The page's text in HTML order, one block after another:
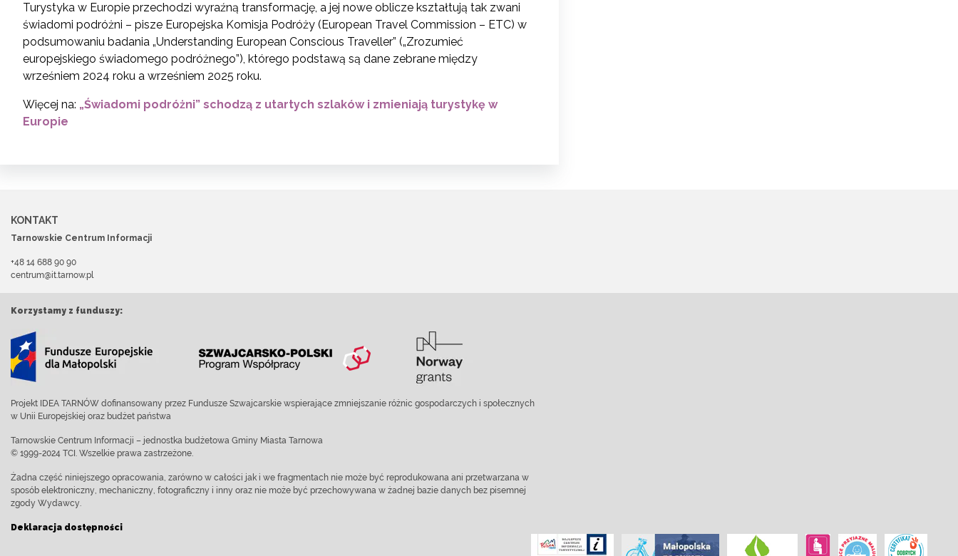
Turystyka w Europie przechodzi wyraźną transformację, a jej nowe oblicze kształtują tak zwani
świadomi podróżni – pisze Europejska Komisja Podróży (European Travel Commission – ETC) w
podsumowaniu badania „Understanding European Conscious Traveller” („Zrozumieć
europejskiego świadomego podróżnego”), którego podstawą są dane zebrane między
wrześniem 2024 roku a wrześniem 2025 roku.
Więcej na: „Świadomi podróżni” schodzą z utartych szlaków i zmieniają turystykę w
Europie
KONTAKT
Tarnowskie Centrum Informacji
+48 14 688 90 90
centrum@it.tarnow.pl
Korzystamy z funduszy:
Projekt IDEA TARNÓW dofinansowany przez Fundusze Szwajcarskie wspierające zmniejszanie różnic gospodarczych i społecznych
w Unii Europejskiej oraz budżet państwa
Tarnowskie Centrum Informacji – jednostka budżetowa Gminy Miasta Tarnowa
© 1999-2024 TCI. Wszelkie prawa zastrzeżone.
Żadna część niniejszego opracowania, zarówno w całości jak i we fragmentach nie może być reprodukowana ani przetwarzana w
sposób elektroniczny, mechaniczny, fotograficzny i inny oraz nie może być przechowywana w żadnej bazie danych bez pisemnej
zgody Wydawcy.
Deklaracja dostępności